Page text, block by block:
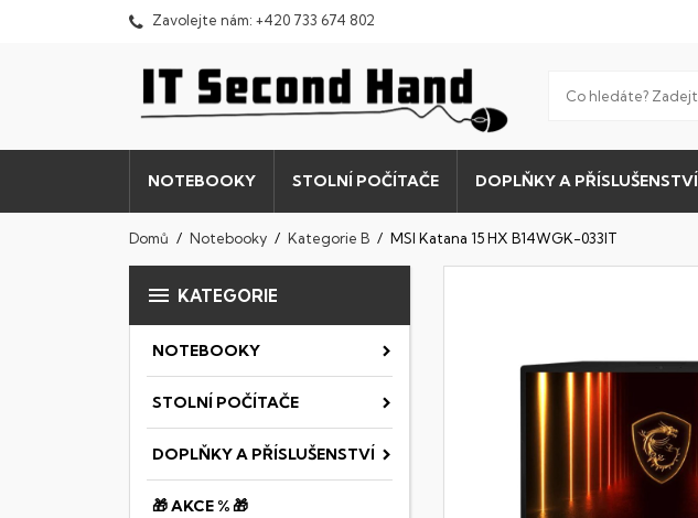
Zavolejte nám: +420 733 674 802
NOTEBOOKY STOLNÍ POČÍTAČE DOPLŇKY A PŘÍSLUŠENSTVÍ
Domů Notebooky Kategorie B MSI Katana 15 HX B14WGK-033IT
 KATEGORIE
NOTEBOOKY
STOLNÍ POČÍTAČE
DOPLŇKY A PŘÍSLUŠENSTVÍ
🎁 AKCE % 🎁